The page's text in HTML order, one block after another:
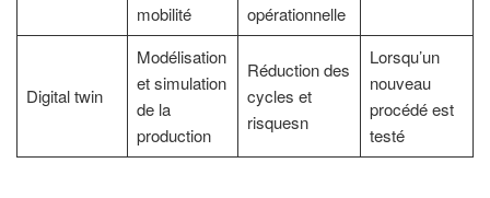
mobilité
opérationnelle
Digital twin
Modélisation
et simulation
de la
production
Réduction des
cycles et
risquesn
Lorsqu’un
nouveau
procédé est
testé